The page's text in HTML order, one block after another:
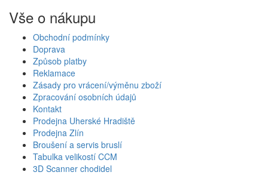
Vše o nákupu
Obchodní podmínky
Doprava
Způsob platby
Reklamace
Zásady pro vrácení/výměnu zboží
Zpracování osobních údajů
Kontakt
Prodejna Uherské Hradiště
Prodejna Zlín
Broušení a servis bruslí
Tabulka velikostí CCM
3D Scanner chodidel